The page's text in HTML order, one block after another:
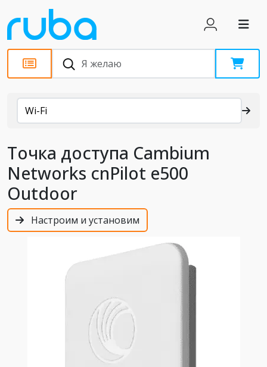
Каталог
Wi-Fi
Точка доступа Cambium
Networks cnPilot e500
Outdoor
Настроим и установим